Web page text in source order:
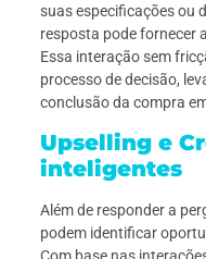
suas especificações ou
resposta pode fornecer
Essa interação sem
processo de decisão,
conclusão da compra
Upselling e
inteligentes
Além de responder a
podem identificar